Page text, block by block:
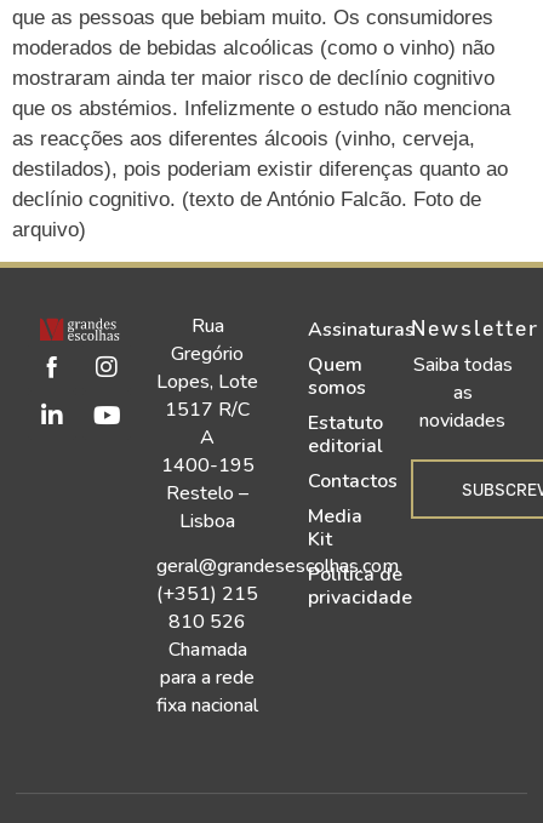
que as pessoas que bebiam muito. Os consumidores
moderados de bebidas alcoólicas (como o vinho) não
mostraram ainda ter maior risco de declínio cognitivo
que os abstémios. Infelizmente o estudo não menciona
as reacções aos diferentes álcoois (vinho, cerveja,
destilados), pois poderiam existir diferenças quanto ao
declínio cognitivo. (texto de António Falcão. Foto de
arquivo)
Rua
Gregório
Lopes, Lote
1517 R/C
A
1400-195
Restelo –
Lisboa
geral@grandesescolhas.com
(+351) 215
810 526
Chamada
para a rede
fixa nacional
Assinaturas
Quem
somos
Estatuto
editorial
Contactos
Media
Kit
Política de
privacidade
Newsletter
Saiba todas
as
novidades